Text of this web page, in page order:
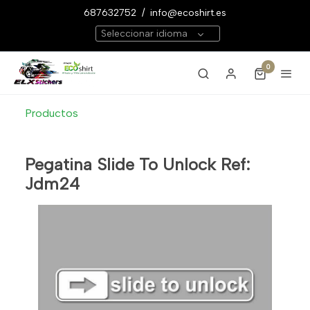
687632752 / info@ecoshirt.es
Seleccionar idioma
0
Productos
Pegatina Slide To Unlock Ref:
Jdm24